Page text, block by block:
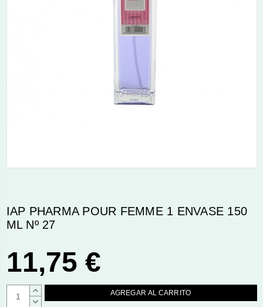
IAP PHARMA POUR FEMME 1 ENVASE 150
ML Nº 27
11,75 €
AUMENTAR
CANTIDAD:
DISMINUIR